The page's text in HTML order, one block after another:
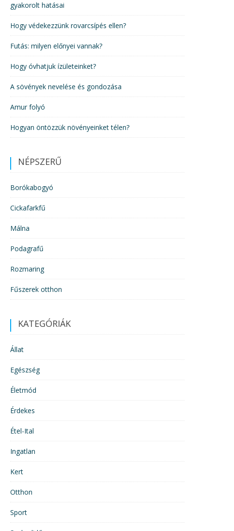
gyakorolt hatásai
Hogy védekezzünk rovarcsípés ellen?
Futás: milyen előnyei vannak?
Hogy óvhatjuk ízületeinket?
A sövények nevelése és gondozása
Amur folyó
Hogyan öntözzük növényeinket télen?
NÉPSZERŰ
Borókabogyó
Cickafarkfű
Málna
Podagrafű
Rozmaring
Fűszerek otthon
KATEGÓRIÁK
Állat
Egészség
Életmód
Érdekes
Étel-Ital
Ingatlan
Kert
Otthon
Sport